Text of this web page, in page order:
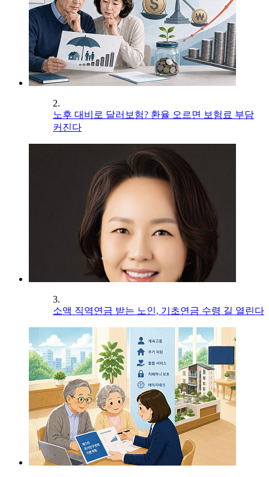
2.
노후 대비로 달러보험? 환율 오르면 보험료 부담
커진다
3.
소액 직역연금 받는 노인, 기초연금 수령 길 열린다